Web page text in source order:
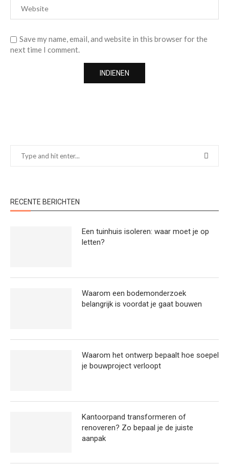
Save my name, email, and website in this browser for the
next time I comment.
RECENTE BERICHTEN
Een tuinhuis isoleren: waar moet je op
letten?
Waarom een bodemonderzoek
belangrijk is voordat je gaat bouwen
Waarom het ontwerp bepaalt hoe soepel
je bouwproject verloopt
Kantoorpand transformeren of
renoveren? Zo bepaal je de juiste
aanpak